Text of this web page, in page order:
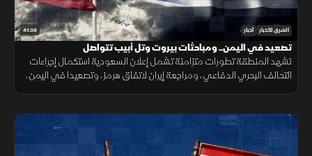
41:38 الشرق للأخبار أخبار
تصعيد في اليمن.. ومباحثات بيروت وتل أبيب تتواصل
تشهد المنطقة تطورات متزامنة تشمل إعلان السعودية استكمال إجراءات
التحالف البحري الدفاعي، ومراجعة إيران لاتفاق هرمز، وتصعيدا في اليمن،